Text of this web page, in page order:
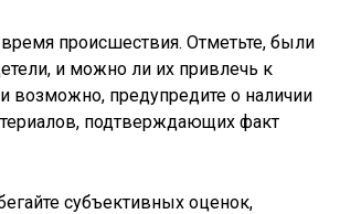
происшествия. Отметьте, были
и можно ли их привлечь к
возможно, предупредите о наличии
подтверждающих факт
субъективных оценок,